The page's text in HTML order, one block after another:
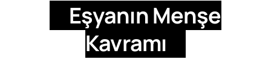
Eşyanın Menşe
Kavramı